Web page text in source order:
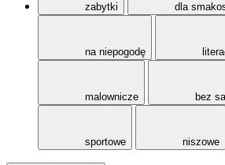
zabytki dla
na niepogodę
malownicze bez
sportowe niszowe